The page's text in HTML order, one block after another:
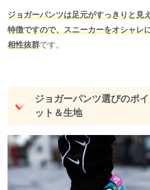
ジョガーパンツは足元がすっきりと見
特徴ですので、スニーカーをオシャレ
相性抜群です。
ジョガーパンツ選びのポ
ット＆生地